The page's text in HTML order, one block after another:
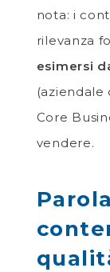
nota: i
rilevanza
esimersi
(aziendale
Core
vendere.